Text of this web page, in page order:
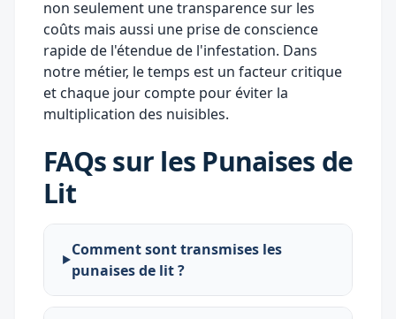
non seulement une transparence sur les
coûts mais aussi une prise de conscience
rapide de l'étendue de l'infestation. Dans
notre métier, le temps est un facteur critique
et chaque jour compte pour éviter la
multiplication des nuisibles.
FAQs sur les Punaises de
Lit
Comment sont transmises les
punaises de lit ?